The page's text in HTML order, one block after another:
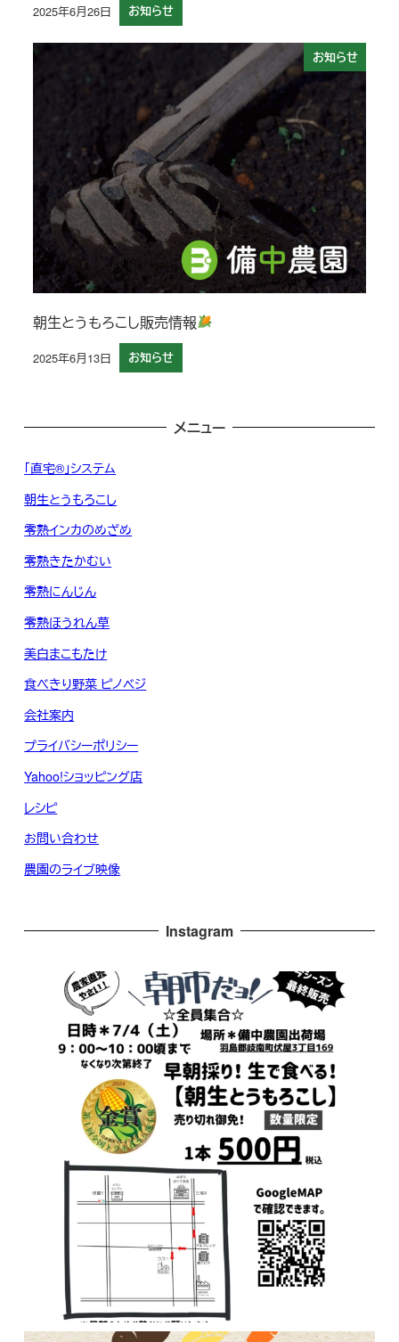
投稿日
2025年6月26日 お知らせ
お知らせ
朝生とうもろこし販売情報
投稿日
2025年6月13日 お知らせ
メニュー
「直宅®」システム
朝生とうもろこし
零熟インカのめざめ
零熟きたかむい
零熟にんじん
零熟ほうれん草
美白まこもたけ
食べきり野菜 ピノベジ
会社案内
プライバシーポリシー
Yahoo!ショッピング店
レシピ
お問い合わせ
農園のライブ映像
Instagram